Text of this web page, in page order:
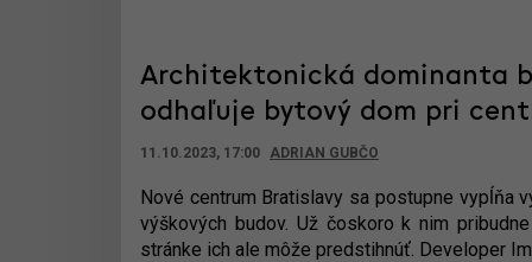
Architektonická dominanta
odhaľuje bytový dom pri
11.10.2023, 17:00 ADRIAN GUBČO
Nové centrum Bratislavy sa postupne vypĺňa
výškových budov. Už čoskoro k nim
stránke ich ale môže predstihnúť. Developer